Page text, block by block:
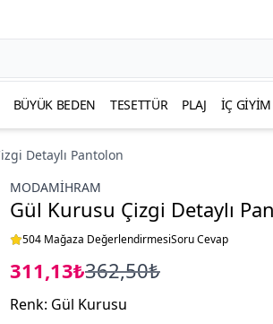
BÜYÜK BEDEN TESETTÜR PLAJ İÇ GIYIM
Detaylı Pantolon
MODAMIHRAM
Gül Kurusu Çizgi Detaylı
504 Mağaza DeğerlendirmesiSoru Cevap
311,13₺362,50₺
Renk: Gül Kurusu